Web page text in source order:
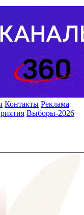
Контакты Реклама
Выборы-2026